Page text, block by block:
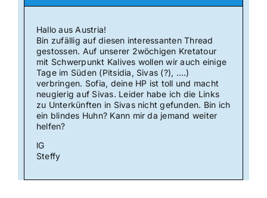
Hallo aus Austria!
Bin zufällig auf diesen interessanten Thread
gestossen. Auf unserer 2wöchigen Kretatour
mit Schwerpunkt Kalives wollen wir auch einige
Tage im Süden (Pitsidia, Sivas (?), ….)
verbringen. Sofia, deine HP ist toll und macht
neugierig auf Sivas. Leider habe ich die Links
zu Unterkünften in Sivas nicht gefunden. Bin ich
ein blindes Huhn? Kann mir da jemand weiter
helfen?
lG
Steffy